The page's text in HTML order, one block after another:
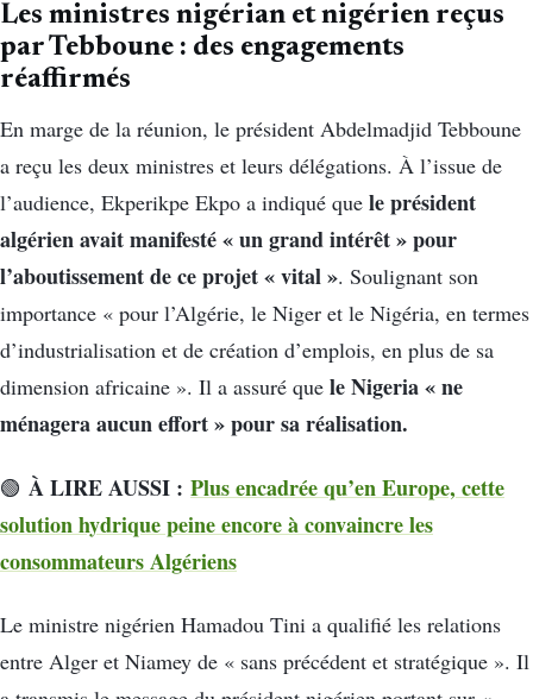
Les ministres nigérian et nigérien reçus
par Tebboune : des engagements
réaffirmés
En marge de la réunion, le président Abdelmadjid Tebboune
a reçu les deux ministres et leurs délégations. À l’issue de
l’audience, Ekperikpe Ekpo a indiqué que le président
algérien avait manifesté « un grand intérêt » pour
l’aboutissement de ce projet « vital ». Soulignant son
importance « pour l’Algérie, le Niger et le Nigéria, en termes
d’industrialisation et de création d’emplois, en plus de sa
dimension africaine ». Il a assuré que le Nigeria « ne
ménagera aucun effort » pour sa réalisation.
🟢 À LIRE AUSSI : Plus encadrée qu’en Europe, cette
solution hydrique peine encore à convaincre les
consommateurs Algériens
Le ministre nigérien Hamadou Tini a qualifié les relations
entre Alger et Niamey de « sans précédent et stratégique ». Il